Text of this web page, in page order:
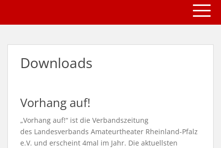
i
Downloads
Vorhang auf!
„Vorhang auf!“ ist die Verbandszeitung
des Landesverbands Amateurtheater Rheinland-Pfalz
e.V. und erscheint 4mal im Jahr. Die aktuellsten